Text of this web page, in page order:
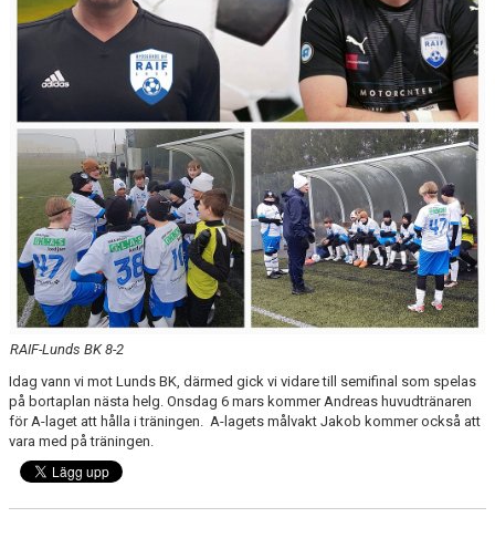
RAIF-Lunds BK 8-2
Idag vann vi mot Lunds BK, därmed gick vi vidare till semifinal som spelas
på bortaplan nästa helg. Onsdag 6 mars kommer Andreas huvudtränaren
för A-laget att hålla i träningen. A-lagets målvakt Jakob kommer också att
vara med på träningen.